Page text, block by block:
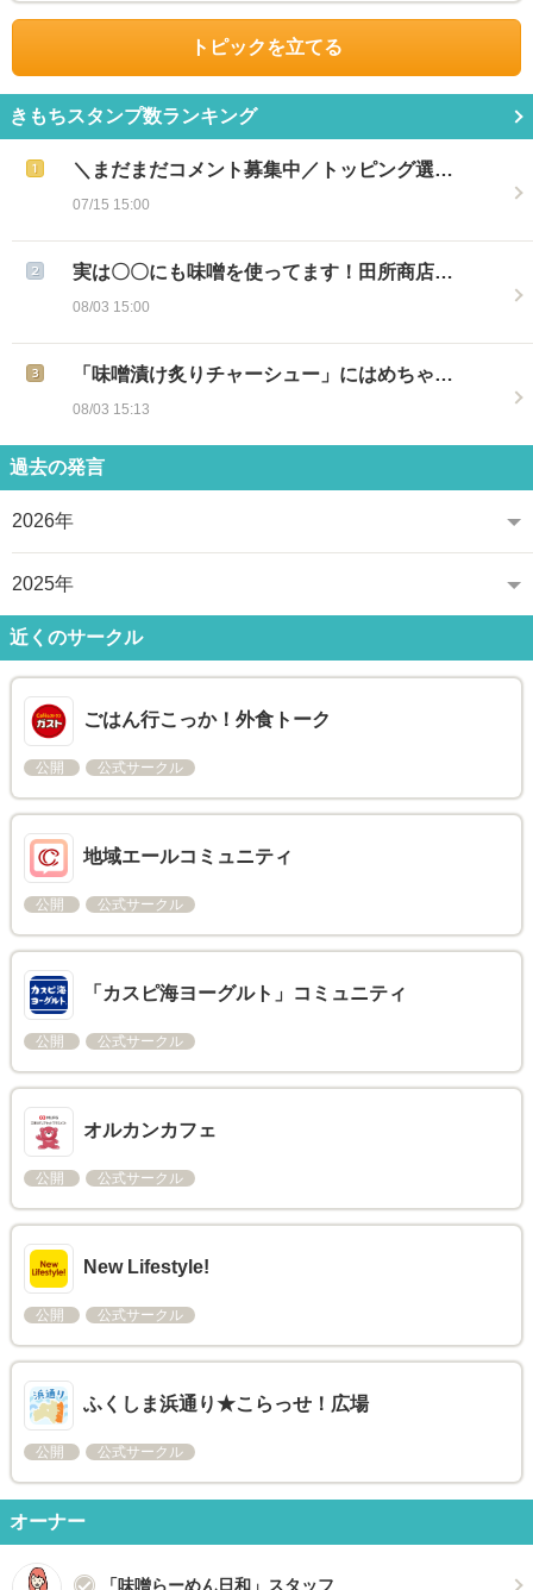
トピックを立てる
きもちスタンプ数ランキング
＼まだまだコメント募集中／トッピング選…
07/15 15:00
実は〇〇にも味噌を使ってます！田所商店…
08/03 15:00
「味噌漬け炙りチャーシュー」にはめちゃ…
08/03 15:13
過去の発言
2026年
2025年
近くのサークル
ごはん行こっか！外食トーク
公開 公式サークル
地域エールコミュニティ
公開 公式サークル
「カスピ海ヨーグルト」コミュニティ
公開 公式サークル
オルカンカフェ
公開 公式サークル
New Lifestyle!
公開 公式サークル
ふくしま浜通り★こらっせ！広場
公開 公式サークル
オーナー
「味噌らーめん日和」スタッフ